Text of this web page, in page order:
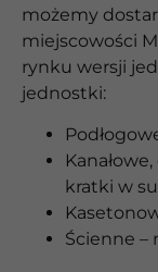
możemy
miejscowości
rynku wersji
jednostki:
kratki w
Ścienne –